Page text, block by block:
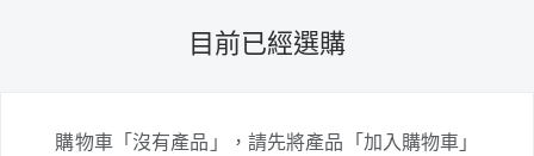
目前已經選購
購物車「沒有產品」，請先將產品「加入購物車」